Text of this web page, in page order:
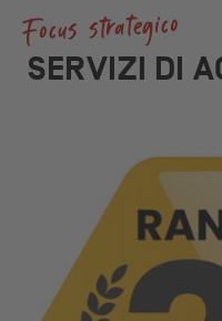
Focus strategico
SERVIZI DI